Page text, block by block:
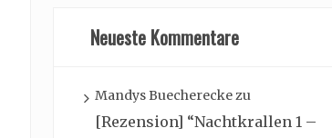
Neueste Kommentare
Mandys Buechereckezu
[Rezension] “Nachtkrallen 1 –